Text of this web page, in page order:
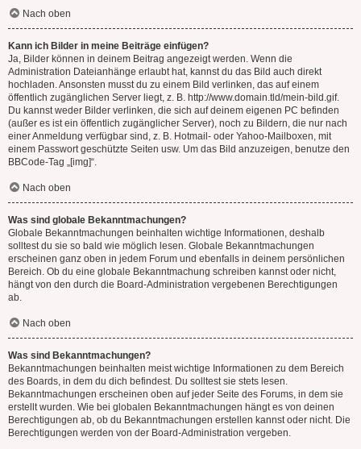
Nach oben
Kann ich Bilder in meine Beiträge einfügen?
Ja, Bilder können in deinem Beitrag angezeigt werden. Wenn die
Administration Dateianhänge erlaubt hat, kannst du das Bild auch direkt
hochladen. Ansonsten musst du zu einem Bild verlinken, das auf einem
öffentlich zugänglichen Server liegt, z. B. http://www.domain.tld/mein-bild.gif.
Du kannst weder Bilder verlinken, die sich auf deinem eigenen PC befinden
(außer es ist ein öffentlich zugänglicher Server), noch zu Bildern, die nur nach
einer Anmeldung verfügbar sind, z. B. Hotmail- oder Yahoo-Mailboxen, mit
einem Passwort geschützte Seiten usw. Um das Bild anzuzeigen, benutze den
BBCode-Tag „[img]“.
Nach oben
Was sind globale Bekanntmachungen?
Globale Bekanntmachungen beinhalten wichtige Informationen, deshalb
solltest du sie so bald wie möglich lesen. Globale Bekanntmachungen
erscheinen ganz oben in jedem Forum und ebenfalls in deinem persönlichen
Bereich. Ob du eine globale Bekanntmachung schreiben kannst oder nicht,
hängt von den durch die Board-Administration vergebenen Berechtigungen
ab.
Nach oben
Was sind Bekanntmachungen?
Bekanntmachungen beinhalten meist wichtige Informationen zu dem Bereich
des Boards, in dem du dich befindest. Du solltest sie stets lesen.
Bekanntmachungen erscheinen oben auf jeder Seite des Forums, in dem sie
erstellt wurden. Wie bei globalen Bekanntmachungen hängt es von deinen
Berechtigungen ab, ob du Bekanntmachungen erstellen kannst oder nicht. Die
Berechtigungen werden von der Board-Administration vergeben.